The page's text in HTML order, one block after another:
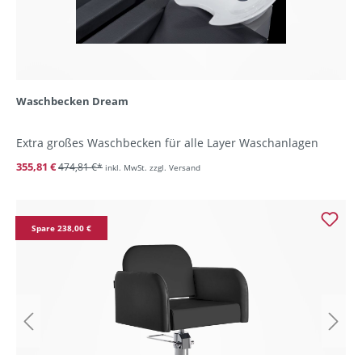
Waschbecken Dream
Extra großes Waschbecken für alle Layer Waschanlagen
355,81 €474,81 €* inkl. MwSt. zzgl. Versand
Spare 238,00 €